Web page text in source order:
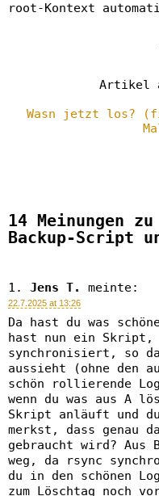
root-Kontext
Artikel
Wasn jetzt los?
14 Meinungen
Backup-Script
Jens T. meinte:
22.7.2025 at 13:26
Da hast du was
hast nun ein Skript,
synchronisiert, so
aussieht (ohne den
schön rollierende
wenn du was aus A
Skript anläuft und
merkst, dass genau
gebraucht wird? Aus
weg, da rsync
du in den schönen
zum Löschtag noch